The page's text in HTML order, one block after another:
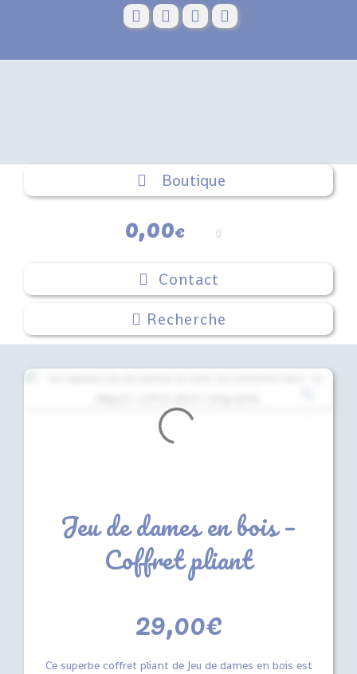
Boutique
0,00€ 0
Contact
Jeu de dames en bois –
Coffret pliant
29,00€
Ce superbe coffret pliant de Jeu de dames en bois est